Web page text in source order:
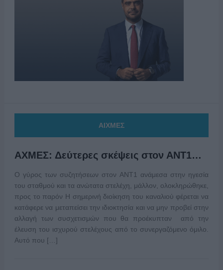
ΑΙΧΜΕΣ
ΑΧΜΕΣ: Δεύτερες σκέψεις στον ΑΝΤ1…
Ο γύρος των συζητήσεων στον ΑΝΤ1 ανάμεσα στην ηγεσία
του σταθμού και τα ανώτατα στελέχη, μάλλον, ολοκληρώθηκε,
προς το παρόν Η σημερινή διοίκηση του καναλιού φέρεται να
κατάφερε να μεταπείσει την ιδιοκτησία και να μην προβεί στην
αλλαγή των συσχετισμών που θα προέκυπταν από την
έλευση του ισχυρού στελέχους από το συνεργαζόμενο όμιλο.
Αυτό που […]